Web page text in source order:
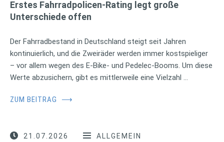
Erstes Fahrradpolicen-Rating legt große
Unterschiede offen
Der Fahrradbestand in Deutschland steigt seit Jahren
kontinuierlich, und die Zweiräder werden immer kostspieliger
– vor allem wegen des E-Bike- und Pedelec-Booms. Um diese
Werte abzusichern, gibt es mittlerweile eine Vielzahl …
ZUM BEITRAG ⟶
21.07.2026 ALLGEMEIN